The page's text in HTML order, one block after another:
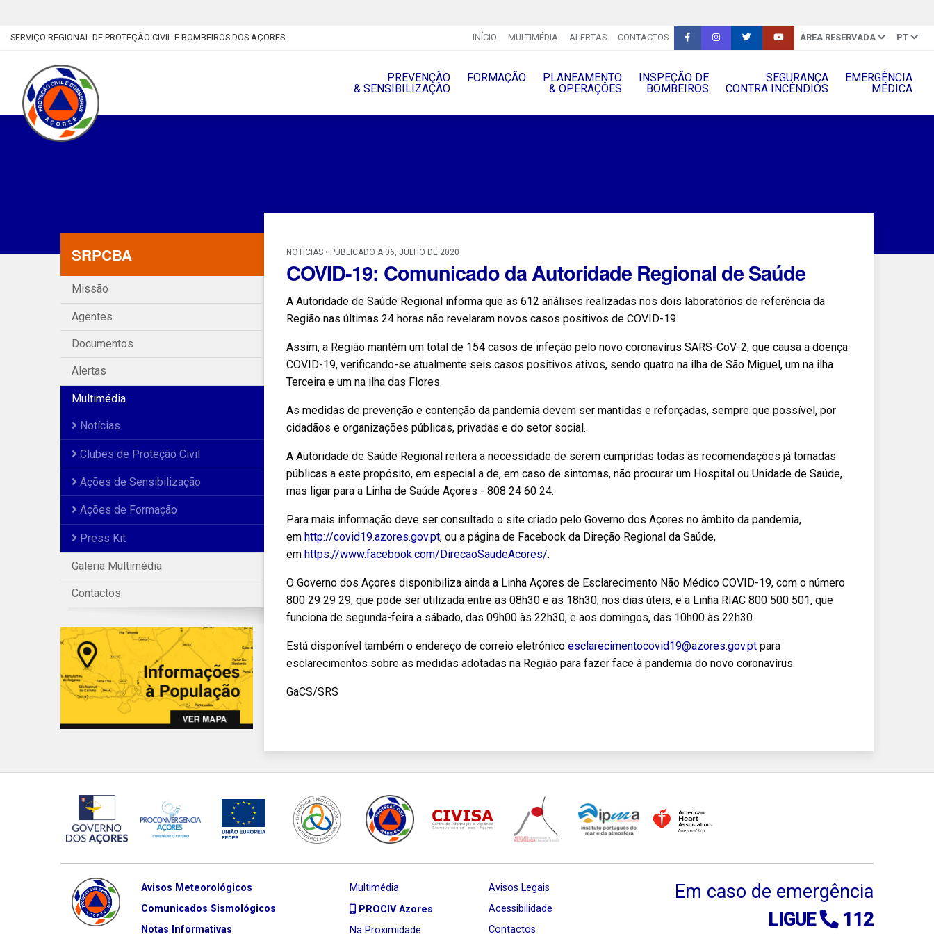
SERVIÇO REGIONAL DE PROTEÇÃO CIVIL E BOMBEIROS DOS AÇORES INÍCIO MULTIMÉDIA ALERTAS CONTACTOS ÁREA RESERVADA PT
PREVENÇÃO
& SENSIBILIZAÇÃO
FORMAÇÃO
PLANEAMENTO
& OPERAÇÔES
INSPEÇÃO DE
BOMBEIROS
SEGURANÇA
CONTRA INCÊNDIOS
EMERGÊNCIA
MÉDICA
SRPCBA
Missão
Agentes
Documentos
Alertas
Multimédia
Notícias
Clubes de Proteção Civil
Ações de Sensibilização
Ações de Formação
Press Kit
Galeria Multimédia
Contactos
NOTÍCIAS • PUBLICADO A 06, JULHO DE 2020
COVID-19: Comunicado da Autoridade Regional de Saúde
A Autoridade de Saúde Regional informa que as 612 análises realizadas nos dois laboratórios de referência da
Região nas últimas 24 horas não revelaram novos casos positivos de COVID-19.
Assim, a Região mantém um total de 154 casos de infeção pelo novo coronavírus SARS-CoV-2, que causa a doença
COVID-19, verificando-se atualmente seis casos positivos ativos, sendo quatro na ilha de São Miguel, um na ilha
Terceira e um na ilha das Flores.
As medidas de prevenção e contenção da pandemia devem ser mantidas e reforçadas, sempre que possível, por
cidadãos e organizações públicas, privadas e do setor social.
A Autoridade de Saúde Regional reitera a necessidade de serem cumpridas todas as recomendações já tornadas
públicas a este propósito, em especial a de, em caso de sintomas, não procurar um Hospital ou Unidade de Saúde,
mas ligar para a Linha de Saúde Açores - 808 24 60 24.
Para mais informação deve ser consultado o site criado pelo Governo dos Açores no âmbito da pandemia,
em http://covid19.azores.gov.pt, ou a página de Facebook da Direção Regional da Saúde,
em https://www.facebook.com/DirecaoSaudeAcores/.
O Governo dos Açores disponibiliza ainda a Linha Açores de Esclarecimento Não Médico COVID-19, com o número
800 29 29 29, que pode ser utilizada entre as 08h30 e as 18h30, nos dias úteis, e a Linha RIAC 800 500 501, que
funciona de segunda-feira a sábado, das 09h00 às 22h30, e aos domingos, das 10h00 às 22h30.
Está disponível também o endereço de correio eletrónico esclarecimentocovid19@azores.gov.ptpara
esclarecimentos sobre as medidas adotadas na Região para fazer face à pandemia do novo coronavírus.
GaCS/SRS
Avisos Meteorológicos
Comunicados Sismológicos
Notas Informativas
Multimédia
PROCIV Azores
Na Proximidade
Avisos Legais
Acessibilidade
Contactos
Em caso de emergência
LIGUE
112